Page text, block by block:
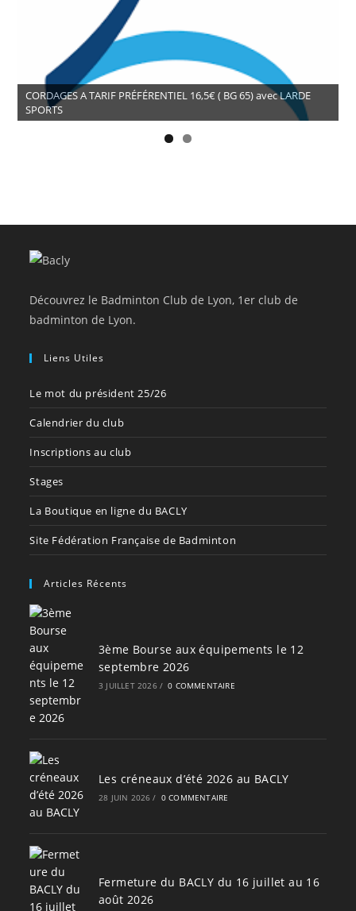
CORDAGES A TARIF PRÉFÉRENTIEL 16,5€ ( BG 65) avec LARDE
SPORTS
Découvrez le Badminton Club de Lyon, 1er club de
badminton de Lyon.
Liens Utiles
Le mot du président 25/26
Calendrier du club
Inscriptions au club
Stages
La Boutique en ligne du BACLY
Site Fédération Française de Badminton
Articles Récents
3ème Bourse aux équipements le 12
septembre 2026
3 JUILLET 2026 / 0 COMMENTAIRE
Les créneaux d’été 2026 au BACLY
28 JUIN 2026 / 0 COMMENTAIRE
Fermeture du BACLY du 16 juillet au 16
août 2026